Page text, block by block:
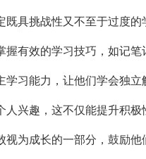
具挑战性又不至于过度的
有效的学习技巧，如记
习能力，让他们学会独立
兴趣，这不仅能提升积极
为成长的一部分，鼓励他